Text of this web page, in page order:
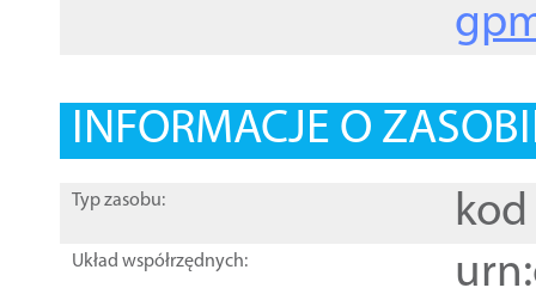
INFORMACJE O
Typ zasobu: kod
Układ współrzędnych: